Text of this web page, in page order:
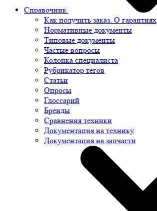
Справочник
Как получить заказ. О гарантиях
Нормативные документы
Типовые документы
Частые вопросы
Колонка специалиста
Рубрикатор тегов
Статьи
Опросы
Глоссарий
Бренды
Сравнения техники
Документация на технику
Документация на запчасти